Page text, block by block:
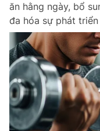
ăn hằng ngày, bổ
đa hóa sự phát